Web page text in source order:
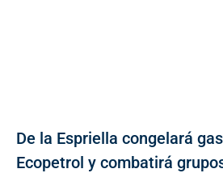
De la Espriella congelará
Ecopetrol y combatirá